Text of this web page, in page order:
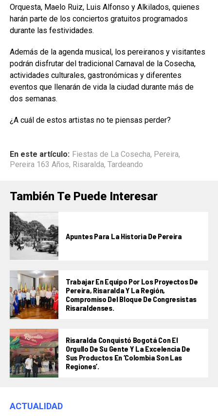
Orquesta, Maelo Ruiz, Luis Alfonso y Alkilados, quienes
harán parte de los conciertos gratuitos programados
durante las festividades.
Además de la agenda musical, los pereiranos y visitantes
podrán disfrutar del tradicional Carnaval de la Cosecha,
actividades culturales, gastronómicas y diferentes
eventos que llenarán de vida la ciudad durante más de
dos semanas.
¿A cuál de estos artistas no te piensas perder?
En este artículo: Fiestas de La Cosecha, Pereira,
Pereira 163 Años, Risaralda, Tardeando
También Te Puede Interesar
Apuntes Para La Historia De Pereira
Trabajar En Equipo Por Los Proyectos De
Pereira, Risaralda Y La Región,
Compromiso Del Bloque De Congresistas
Risaraldenses.
Risaralda Conquistó Bogotá Con El
Orgullo De Su Gente Y La Excelencia De
Sus Productos En ‘Colombia Son Las
Regiones’.
ACTUALIDAD